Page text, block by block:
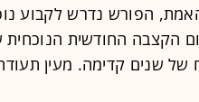
הפורש נדרש לקבוע
הקצבה החודשית הנוכחית
של שנים קדימה. מעין